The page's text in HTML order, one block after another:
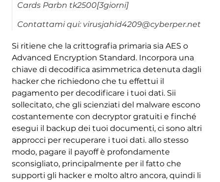
Cards Parbn tk2500[3giorni]
Contattami qui: virusjahid4209@cyberper.net
Si ritiene che la crittografia primaria sia AES o
Advanced Encryption Standard. Incorpora una
chiave di decodifica asimmetrica detenuta dagli
hacker che richiedono che tu effettui il
pagamento per decodificare i tuoi dati. Sii
sollecitato, che gli scienziati del malware escono
costantemente con decryptor gratuiti e finché
esegui il backup dei tuoi documenti, ci sono altri
approcci per recuperare i tuoi dati. allo stesso
modo, pagare il payoff è profondamente
sconsigliato, principalmente per il fatto che
supporti gli hacker e molto altro ancora, quindi li